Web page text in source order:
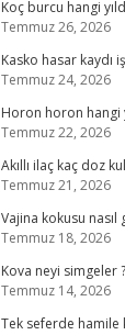
Koç burcu hangi
Temmuz 26, 2026
Kasko hasar kaydı
Temmuz 24, 2026
Horon horon hangi
Temmuz 22, 2026
Akıllı ilaç kaç doz
Temmuz 21, 2026
Vajina kokusu nasıl
Temmuz 18, 2026
Kova neyi simgeler ?
Temmuz 14, 2026
Tek seferde hamile